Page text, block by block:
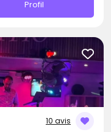
Profil
10 avis